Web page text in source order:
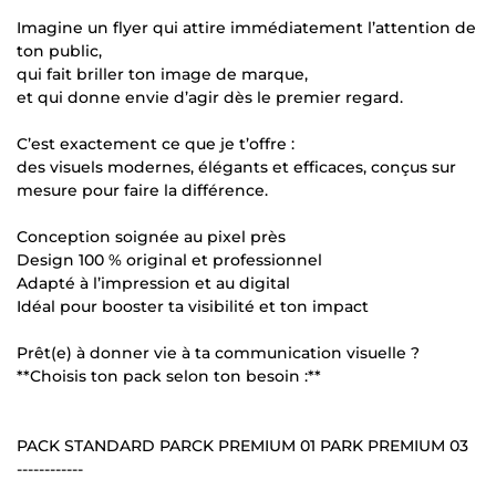
Imagine un flyer qui attire immédiatement l’attention de
ton public,
qui fait briller ton image de marque,
et qui donne envie d’agir dès le premier regard.
C’est exactement ce que je t’offre :
des visuels modernes, élégants et efficaces, conçus sur
mesure pour faire la différence.
Conception soignée au pixel près
Design 100 % original et professionnel
Adapté à l’impression et au digital
Idéal pour booster ta visibilité et ton impact
Prêt(e) à donner vie à ta communication visuelle ?
**Choisis ton pack selon ton besoin :**
PACK STANDARD PARCK PREMIUM 01 PARK PREMIUM 03
------------